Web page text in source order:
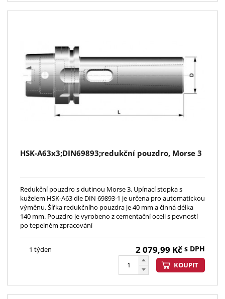
HSK-A63x3;DIN69893;redukční pouzdro, Morse 3
Redukční pouzdro s dutinou Morse 3. Upínací stopka s
kuželem HSK-A63 dle DIN 69893-1 je určena pro automatickou
výměnu. Šířka redukčního pouzdra je 40 mm a činná délka
140 mm. Pouzdro je vyrobeno z cementační oceli s pevností
po tepelném zpracování
1 týden 2 079,99 Kč s DPH
KOUPIT